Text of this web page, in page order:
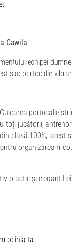
Cawila
echipei
sac portocalie
Culoarea portocalie
toți jucătorii,
plasă 100%, acest
organizarea
practic și elegant
opinia ta